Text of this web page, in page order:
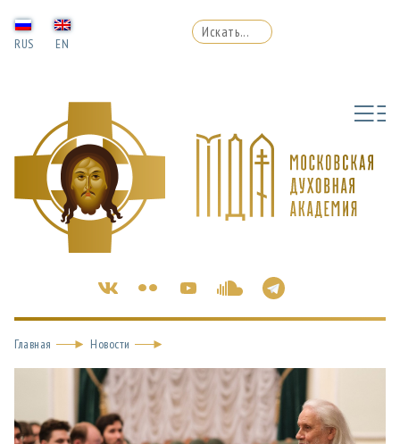
RUS EN
Главная Новости